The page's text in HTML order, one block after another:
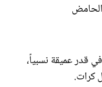
قدر عميقة نسبياً،
كرات.